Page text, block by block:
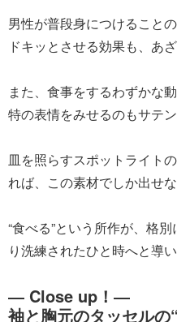
男性が普段身につけること
ドキッとさせる効果も、あ
また、食事をするわずかな
特の表情をみせるのもサテン
皿を照らすスポットライト
れば、この素材でしか出せ
“食べる”という所作が、格
り洗練されたひと時へと導
― Close up！―
袖と胸元のタッセルの